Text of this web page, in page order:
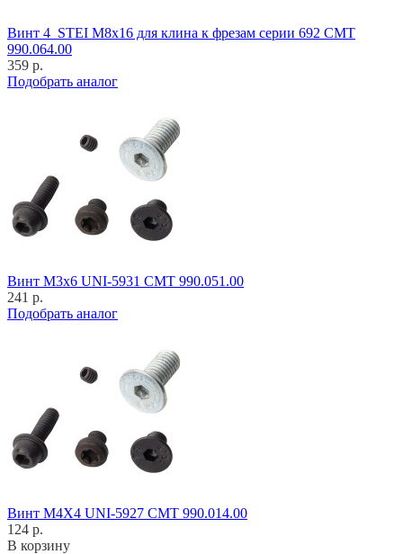
Винт 4_STEI M8x16 для клина к фрезам серии 692 CMT
990.064.00
359 р.
Подобрать аналог
Винт M3x6 UNI-5931 CMT 990.051.00
241 р.
Подобрать аналог
Винт M4X4 UNI-5927 CMT 990.014.00
124 р.
В корзину